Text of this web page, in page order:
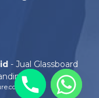
- Jual Glassboard